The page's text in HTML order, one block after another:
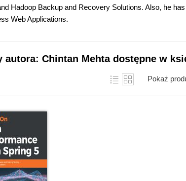
Hadoop Backup and Recovery Solutions. Also, he
Web Applications.
autora: Chintan Mehta dostępne w
Pokaż